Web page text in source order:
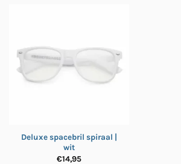
Deluxe spacebril spiraal |
wit
€14,95